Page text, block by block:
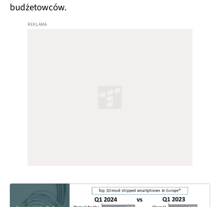
budżetowców.